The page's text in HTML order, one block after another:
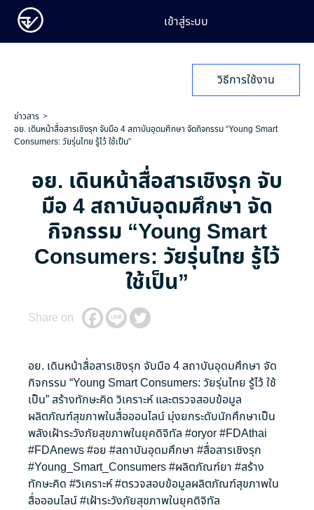
เข้าสู่ระบบ
วิธีการใช้งาน
ข่าวสาร
อย. เดินหน้าสื่อสารเชิงรุก จับมือ 4 สถาบันอุดมศึกษา จัดกิจกรรม “Young Smart
Consumers: วัยรุ่นไทย รู้ไว้ ใช้เป็น”
อย. เดินหน้าสื่อสารเชิงรุก จับ
มือ 4 สถาบันอุดมศึกษา จัด
กิจกรรม “Young Smart
Consumers: วัยรุ่นไทย รู้ไว้
ใช้เป็น”
Share on
อย. เดินหน้าสื่อสารเชิงรุก จับมือ 4 สถาบันอุดมศึกษา จัด
กิจกรรม “Young Smart Consumers: วัยรุ่นไทย รู้ไว้ ใช้
เป็น” สร้างทักษะคิด วิเคราะห์ และตรวจสอบข้อมูล
ผลิตภัณฑ์สุขภาพในสื่อออนไลน์ มุ่งยกระดับนักศึกษาเป็น
พลังเฝ้าระวังภัยสุขภาพในยุคดิจิทัล #oryor#FDAthai
#FDAnews#อย #สถาบันอุดมศึกษา #สื่อสารเชิงรุก
#Young_Smart_Consumers#ผลิตภัณฑ์ยา #สร้าง
ทักษะคิด #วิเคราะห์#ตรวจสอบข้อมูลผลิตภัณฑ์สุขภาพใน
สื่อออนไลน์#เฝ้าระวังภัยสุขภาพในยุคดิจิทัล